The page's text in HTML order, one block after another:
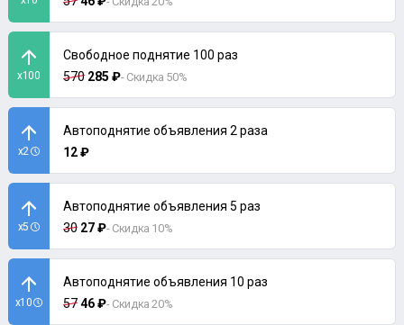
x100
Свободное поднятие 100 раз
570 285 ₽- Скидка 50%
x2
Автоподнятие объявления 2 раза
12 ₽
x5
Автоподнятие объявления 5 раз
30 27 ₽- Скидка 10%
x10
Автоподнятие объявления 10 раз
5746 ₽- Скидка 20%